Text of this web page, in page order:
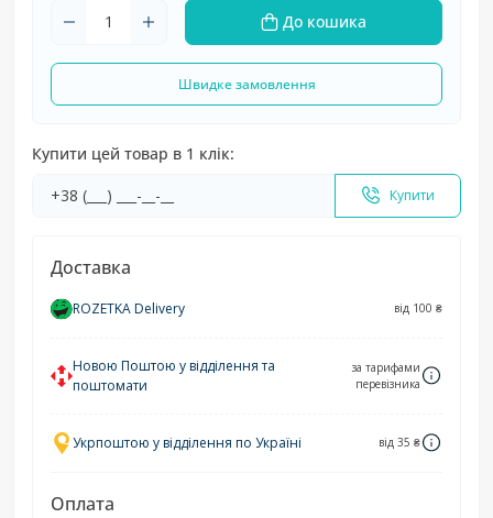
До кошика
Швидке замовлення
Купити цей товар в 1 клік:
Купити
Доставка
ROZETKA Delivery від 100 ₴
Новою Поштою у відділення та
поштомати
за тарифами
перевізника
Укрпоштою у відділення по Україні від 35 ₴
Оплата